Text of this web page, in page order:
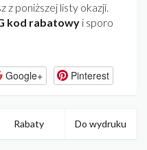
z poniższej listy okazji.
kod rabatowy i sporo
Google+ Pinterest
Rabaty Do wydruku